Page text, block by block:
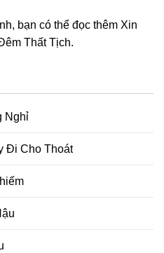
, bạn có thể đọc thêm Xin
Thất Tịch.
Nghỉ
Đi Cho Thoát